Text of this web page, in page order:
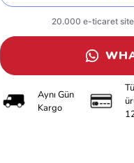
Aynı Gün
Kargo